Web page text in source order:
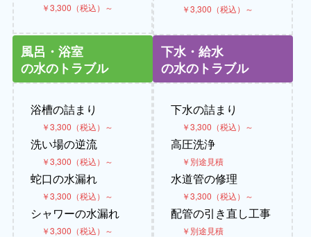
￥3,300（税込）～ ￥3,300（税込）～
風呂・浴室
の水のトラブル
浴槽の詰まり
￥3,300（税込）～
洗い場の逆流
￥3,300（税込）～
蛇口の水漏れ
￥3,300（税込）～
シャワーの水漏れ
￥3,300（税込）～
下水・給水
の水のトラブル
下水の詰まり
￥3,300（税込）～
高圧洗浄
￥別途見積
水道管の修理
￥3,300（税込）～
配管の引き直し工事
￥別途見積